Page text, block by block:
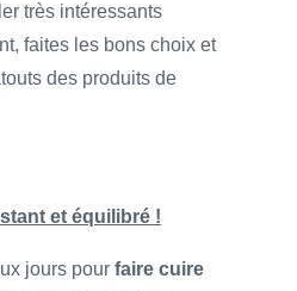
très intéressants
faites les bons choix et
des produits de
et équilibré !
jours pour faire cuire